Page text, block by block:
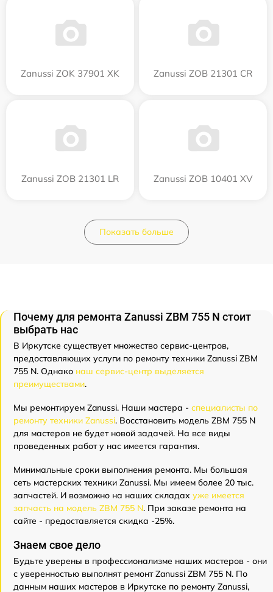
Zanussi ZOK 37901 XK Zanussi ZOB 21301 CR
Zanussi ZOB 21301 LR Zanussi ZOB 10401 XV
Показать больше
Почему для ремонта Zanussi ZBM 755 N стоит
выбрать нас
В Иркутске существует множество сервис-центров,
предоставляющих услуги по ремонту техники Zanussi ZBM
755 N. Однако наш сервис-центр выделяется
преимуществами.
Мы ремонтируем Zanussi. Наши мастера - специалисты по
ремонту техники Zanussi. Восстановить модель ZBM 755 N
для мастеров не будет новой задачей. На все виды
проведенных работ у нас имеется гарантия.
Минимальные сроки выполнения ремонта. Мы большая
сеть мастерских техники Zanussi. Мы имеем более 20 тыс.
запчастей. И возможно на наших складах уже имеется
запчасть на модель ZBM 755 N. При заказе ремонта на
сайте - предоставляется скидка -25%.
Знаем свое дело
Будьте уверены в профессионализме наших мастеров - они
с уверенностью выполнят ремонт Zanussi ZBM 755 N. По
данным наших мастеров в Иркутске по ремонту Zanussi,